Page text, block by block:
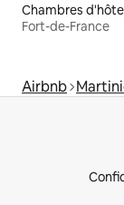
Chambres
Fort-de-France
Airbnb